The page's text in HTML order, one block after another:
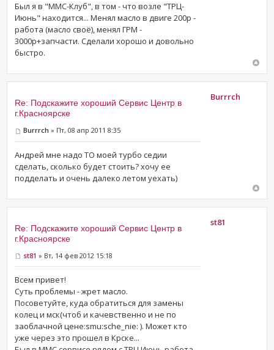
Был я в "MMC-Клуб", в том - что возле "ТРЦ-
Июнь" находится... Менял масло в двиге 200р -
работа (масло своё), менял ГРМ -
3000р+запчасти. Сделали хорошо и довольно
быстро.
Re: Подскажите хороший Сервис Центр в
г.Красноярске
Burrrch » Пт, 08 апр 2011 8:35
Андрей мне надо ТО моей турбо седии
сделать, сколько будет стоить? хочу ее
подделать и очень далеко летом уехать)
Burrrch
Re: Подскажите хороший Сервис Центр в
г.Красноярске
st81 » Вт, 14 фев 2012 15:18
Всем привет!
Суть проблемы - жрет масло.
Посоветуйте, куда обратиться для замены
колец и мск(чтоб и качевственно и не по
заоблачной цене:smu:sche_nie: ). Может кто
уже через это прошел в Крске...
st81